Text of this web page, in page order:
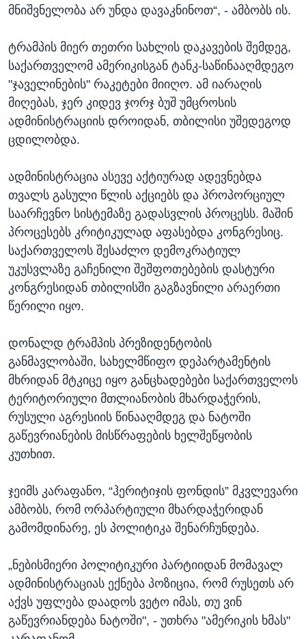
მნიშვნელობა არ უნდა დავაკნინოთ“, - ამბობს ის.
ტრამპის მიერ თეთრი სახლის დაკავების შემდეგ,
საქართველომ ამერიკისგან ტანკ-საწინააღმდეგო
"ჯაველინების" რაკეტები მიიღო. ამ იარაღის
მიღებას, ჯერ კიდევ ჯორჯ ბუშ უმცროსის
ადმინისტრაციის დროიდან, თბილისი უშედეგოდ
ცდილობდა.
ადმინისტრაცია ასევე აქტიურად ადევნებდა
თვალს გასული წლის აქციებს და პროპორციულ
საარჩევნო სისტემაზე გადასვლის პროცესს. მაშინ
პროცესებს კრიტიკულად აფასებდა კონგრესიც.
საქართველოს შესაძლო დემოკრატიულ
უკუსვლაზე გაჩენილი შეშფოთებების დასტური
კონგრესიდან თბილისში გაგზავნილი არაერთი
წერილი იყო.
დონალდ ტრამპის პრეზიდენტობის
განმავლობაში, სახელმწიფო დეპარტამენტის
მხრიდან მტკიცე იყო განცხადებები საქართველოს
ტერიტორიული მთლიანობის მხარდაჭერის,
რუსული აგრესიის წინააღმდეგ და ნატოში
გაწევრიანების მისწრაფების ხელშეწყობის
კუთხით.
ჯეიმს კარაფანო, “ჰერიტიჯის ფონდის” მკვლევარი
ამბობს, რომ ორპარტიული მხარდაჭერიდან
გამომდინარე, ეს პოლიტიკა შენარჩუნდება.
„ნებისმიერი პოლიტიკური პარტიიდან მომავალ
ადმინისტრაციას ექნება პოზიცია, რომ რუსეთს არ
აქვს უფლება დაადოს ვეტო იმას, თუ ვინ
გაწევრიანდება ნატოში", - უთხრა "ამერიკის ხმას"